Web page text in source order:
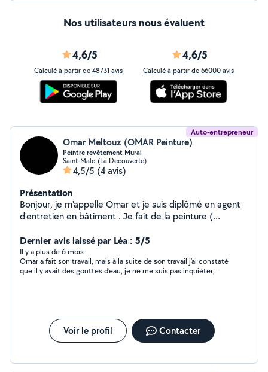
Nos utilisateurs nous évaluent
4,6/5
Calculé à partir de 48731 avis
4,6/5
Calculé à partir de 66000 avis
Auto-entrepreneur
Omar Meltouz (OMAR Peinture)
Peintre revêtement Mural
Saint-Malo (La Decouverte)
4,5/5 (4 avis)
Présentation
Bonjour, je m'appelle Omar et je suis diplômé en agent
d'entretien en bâtiment . Je fait de la peinture (
plomberie , de l'électricité, de la petite menuiserie et du
montage et réparation de meuble . Cela fait maintenant
10 ans que je suis dans le domaine de toutes ces
disciplines . Je suis une personne sérieuse et minutieuse
Dernier avis laissé par Léa : 5/5
Il y a plus de 6 mois
Omar a fait son travail, mais à la suite de son travail j’ai constaté
que il y avait des gouttes d’eau, je ne me suis pas inquiéter,
Voir le profil Contacter